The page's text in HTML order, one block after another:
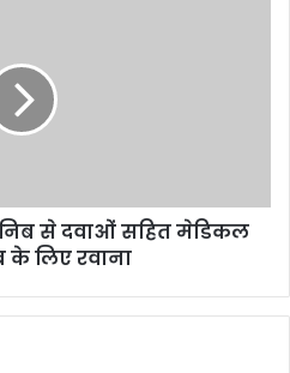
से दवाओं सहित मेडिकल
के लिए रवाना